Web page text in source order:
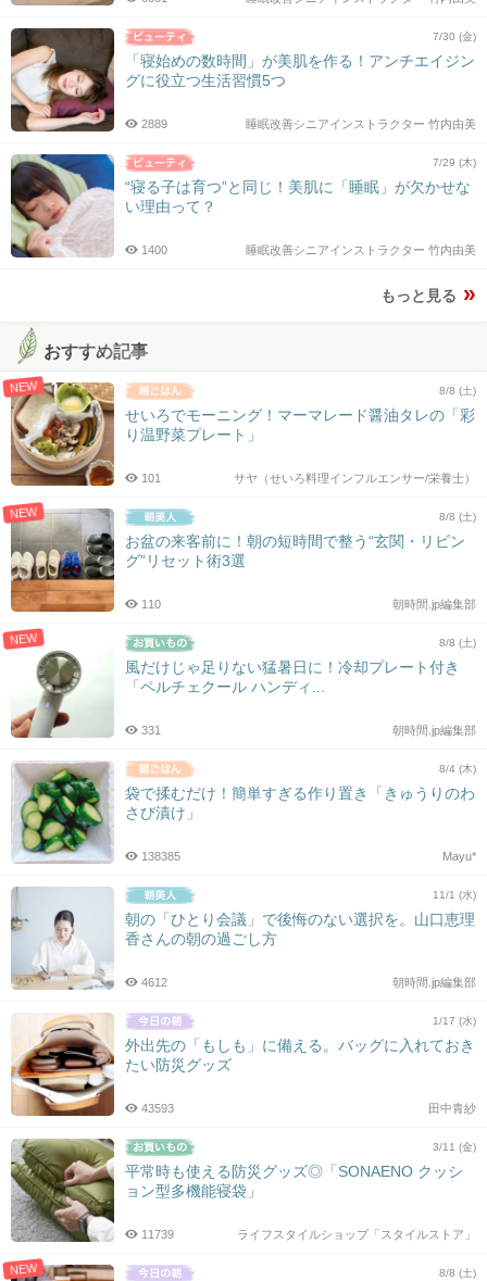
7/30 (金)
「寝始めの数時間」が美肌を作る！アンチエイジン
グに役立つ生活習慣5つ
睡眠改善シニアインストラクター 竹内由美
2889
7/29 (木)
“寝る子は育つ”と同じ！美肌に「睡眠」が欠かせな
い理由って？
睡眠改善シニアインストラクター 竹内由美
1400
もっと見る
おすすめ記事
NEW 8/8 (土)
せいろでモーニング！マーマレード醤油タレの「彩
り温野菜プレート」
サヤ（せいろ料理インフルエンサー/栄養士）
101
NEW 8/8 (土)
お盆の来客前に！朝の短時間で整う“玄関・リビン
グ”リセット術3選
朝時間.jp編集部
110
NEW 8/8 (土)
風だけじゃ足りない猛暑日に！冷却プレート付き
「ペルチェクール ハンディ...
朝時間.jp編集部
331
8/4 (木)
袋で揉むだけ！簡単すぎる作り置き「きゅうりのわ
さび漬け」
Mayu*
138385
11/1 (水)
朝の「ひとり会議」で後悔のない選択を。山口恵理
香さんの朝の過ごし方
朝時間.jp編集部
4612
1/17 (水)
外出先の「もしも」に備える。バッグに入れておき
たい防災グッズ
田中青紗
43593
3/11 (金)
平常時も使える防災グッズ◎「SONAENO クッシ
ョン型多機能寝袋」
ライフスタイルショップ「スタイルストア」
11739
NEW 8/8 (土)